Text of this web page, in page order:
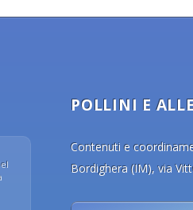
POLLINI E
Contenuti e
Bordighera (IM), via